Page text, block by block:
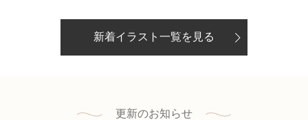
新着イラスト一覧を見る
更新のお知らせ